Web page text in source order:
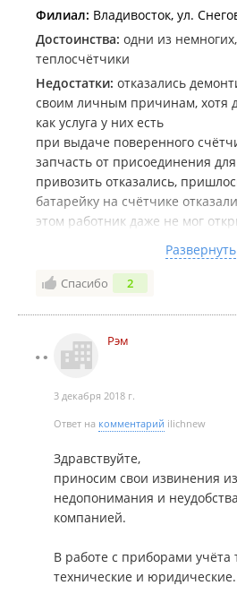
Филиал: Владивосток, ул.
Достоинства: одни из
теплосчётчики
Недостатки: отказались
своим личным причинам, хотя
как услуга у них есть
при выдаче поверенного
запчасть от присоединения
привозить отказались,
батарейку на счётчике
этом работник даже не мог
в магазин на 1 речку где и
и поставил эти батарейки
опломбировкой сделал слесарь
хотя пришлось его повторно
сразу деталь с датчиком,
пломбируется
Развернуть
Спасибо 2
Рэм
3 декабря 2018 г.
Ответ на комментарий ilichnew
Здравствуйте,
приносим свои извинения
недопонимания и
компанией.
В работе с приборами учёта
технические и юридические.